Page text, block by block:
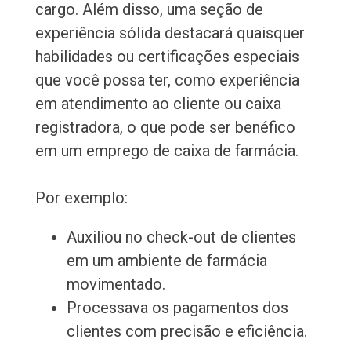
cargo. Além disso, uma seção de
experiência sólida destacará quaisquer
habilidades ou certificações especiais
que você possa ter, como experiência
em atendimento ao cliente ou caixa
registradora, o que pode ser benéfico
em um emprego de caixa de farmácia.
Por exemplo:
Auxiliou no check-out de clientes
em um ambiente de farmácia
movimentado.
Processava os pagamentos dos
clientes com precisão e eficiência.